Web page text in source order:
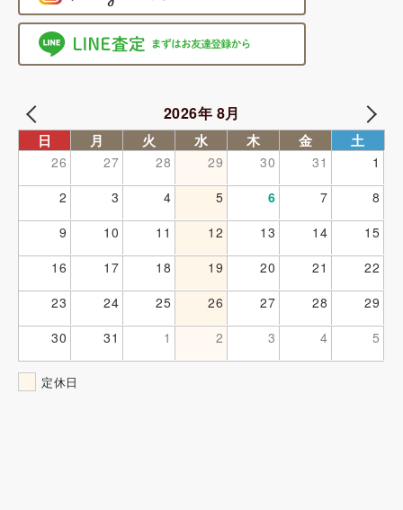
2026年 8月
日 月 火 水 木 金 土
26 27 28 29 30 31
1
2
3 4 5 6 7
8
9
10 11 12 13 14
15
16
17 18 19 20 21
22
23
24 25 26 27 28
29
30
31 1 2 3 4 5
定休日